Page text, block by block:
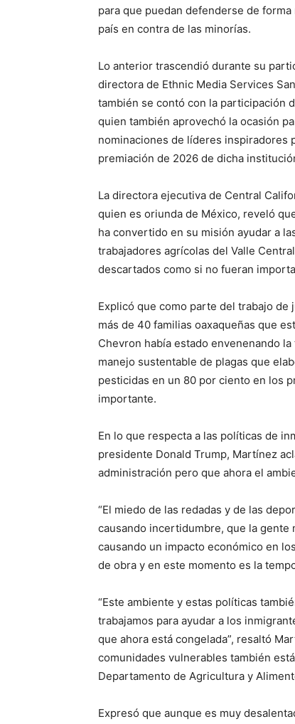
para que puedan defenderse de
país en contra de las minorías.
Lo anterior trascendió durante su
directora de Ethnic Media Services
también se contó con la participación
quien también aprovechó la ocasión
nominaciones de líderes inspiradores
premiación de 2026 de dicha
La directora ejecutiva de Central
quien es oriunda de México, reveló
ha convertido en su misión ayudar a
trabajadores agrícolas del Valle
descartados como si no fueran
Explicó que como parte del trabajo de
más de 40 familias oaxaqueñas que
Chevron había estado envenenando
manejo sustentable de plagas que
pesticidas en un 80 por ciento en los
importante.
En lo que respecta a las políticas de
presidente Donald Trump, Martínez
administración pero que ahora el
“El miedo de las redadas y de las
causando incertidumbre, que la gente
causando un impacto económico en
de obra y en este momento es la
“Este ambiente y estas políticas
trabajamos para ayudar a los
que ahora está congelada”, resaltó
comunidades vulnerables también
Departamento de Agricultura y
Expresó que aunque es muy